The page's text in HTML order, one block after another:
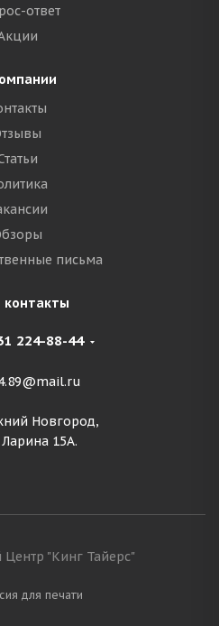
ответ
письма
224-88-44
Новгород,
Ларина 15А.
"Кинг Тайерс"
для печати